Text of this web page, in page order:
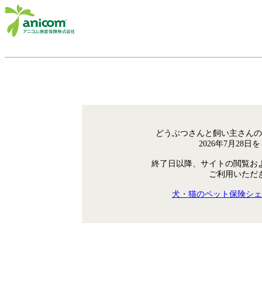
どうぶつさんと飼い主さん
2026年7月28日
終了日以降、サイトの閲覧お
ご利用いただ
犬・猫のペット保険シ